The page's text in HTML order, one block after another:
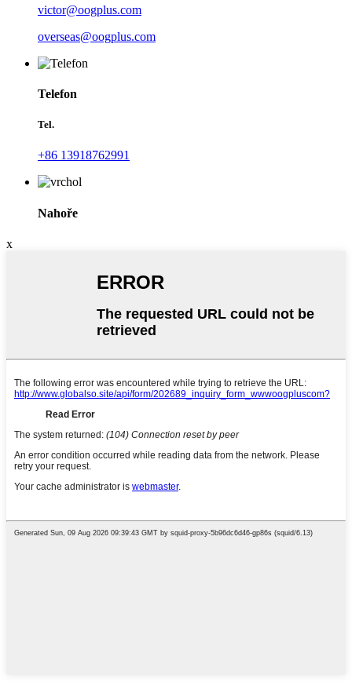
victor@oogplus.com
overseas@oogplus.com
Telefon
Tel.
+86 13918762991
Nahoře
x